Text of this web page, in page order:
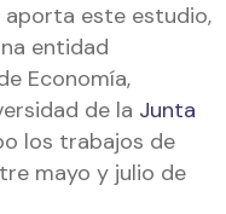
aporta este estudio,
entidad
Economía,
de la Junta
los trabajos de
mayo y julio de